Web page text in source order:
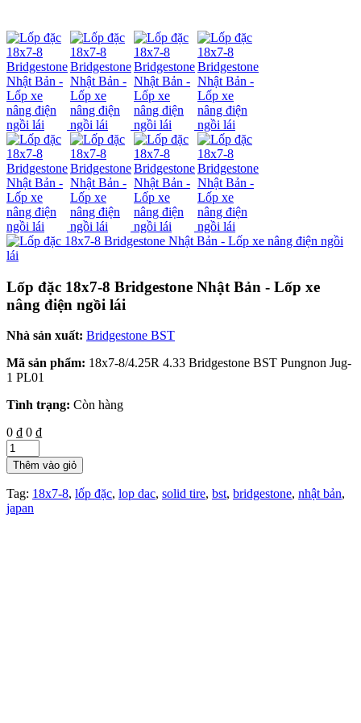
Lốp đặc 18x7-8 Bridgestone Nhật Bản - Lốp xe
nâng điện ngồi lái
Nhà sản xuất: Bridgestone BST
Mã sản phẩm: 18x7-8/4.25R 4.33 Bridgestone BST Pungnon Jug-
1 PL01
Tình trạng: Còn hàng
0 ₫ 0 ₫
Thêm vào giỏ
Tag: 18x7-8, lốp đặc, lop dac, solid tire, bst, bridgestone, nhật bản,
japan